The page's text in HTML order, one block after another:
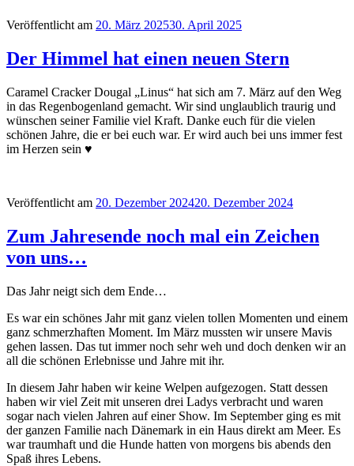
Veröffentlicht am 20. März 202530. April 2025
Der Himmel hat einen neuen Stern
Caramel Cracker Dougal „Linus“ hat sich am 7. März auf den Weg
in das Regenbogenland gemacht. Wir sind unglaublich traurig und
wünschen seiner Familie viel Kraft. Danke euch für die vielen
schönen Jahre, die er bei euch war. Er wird auch bei uns immer fest
im Herzen sein ♥
Veröffentlicht am 20. Dezember 202420. Dezember 2024
Zum Jahresende noch mal ein Zeichen
von uns…
Das Jahr neigt sich dem Ende…
Es war ein schönes Jahr mit ganz vielen tollen Momenten und einem
ganz schmerzhaften Moment. Im März mussten wir unsere Mavis
gehen lassen. Das tut immer noch sehr weh und doch denken wir an
all die schönen Erlebnisse und Jahre mit ihr.
In diesem Jahr haben wir keine Welpen aufgezogen. Statt dessen
haben wir viel Zeit mit unseren drei Ladys verbracht und waren
sogar nach vielen Jahren auf einer Show. Im September ging es mit
der ganzen Familie nach Dänemark in ein Haus direkt am Meer. Es
war traumhaft und die Hunde hatten von morgens bis abends den
Spaß ihres Lebens.